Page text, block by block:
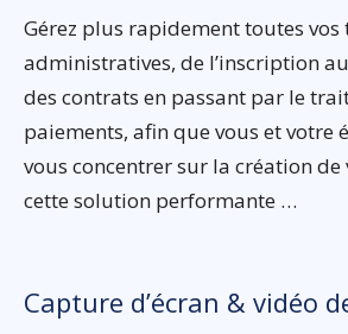
Gérez plus rapidement toutes vos
administratives, de l’inscription
des contrats en passant par le
paiements, afin que vous et votre
vous concentrer sur la création de
cette solution performante …
Capture d’écran & vidéo